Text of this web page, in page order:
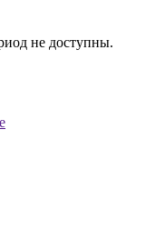
не доступны.